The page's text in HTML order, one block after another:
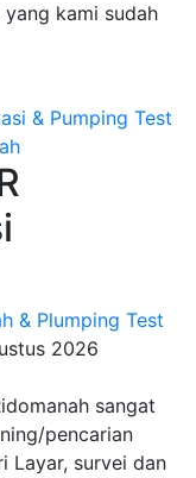
kami sudah
& Plumping Test
2026
sangat
pencarian
Layar, survei dan